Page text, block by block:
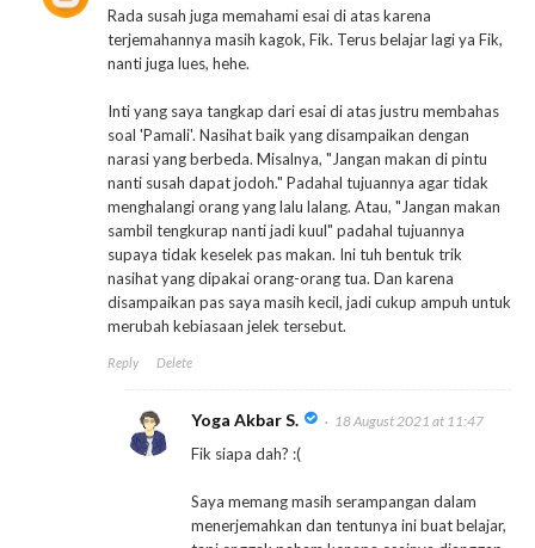
Rada susah juga memahami esai di atas karena
terjemahannya masih kagok, Fik. Terus belajar lagi ya Fik,
nanti juga lues, hehe.
Inti yang saya tangkap dari esai di atas justru membahas
soal 'Pamali'. Nasihat baik yang disampaikan dengan
narasi yang berbeda. Misalnya, "Jangan makan di pintu
nanti susah dapat jodoh." Padahal tujuannya agar tidak
menghalangi orang yang lalu lalang. Atau, "Jangan makan
sambil tengkurap nanti jadi kuul" padahal tujuannya
supaya tidak keselek pas makan. Ini tuh bentuk trik
nasihat yang dipakai orang-orang tua. Dan karena
disampaikan pas saya masih kecil, jadi cukup ampuh untuk
merubah kebiasaan jelek tersebut.
Reply Delete
Yoga Akbar S. 18 August 2021 at 11:47
Fik siapa dah? :(
Saya memang masih serampangan dalam
menerjemahkan dan tentunya ini buat belajar,